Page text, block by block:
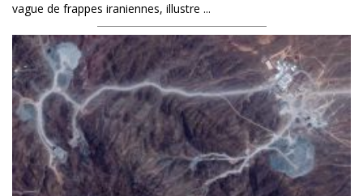
vague de frappes iraniennes, illustre ...